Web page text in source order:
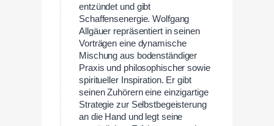
entzündet und gibt
Schaffensenergie. Wolfgang
Allgäuer repräsentiert in seinen
Vorträgen eine dynamische
Mischung aus bodenständiger
Praxis und philosophischer sowie
spiritueller Inspiration. Er gibt
seinen Zuhörern eine einzigartige
Strategie zur Selbstbegeisterung
an die Hand und legt seine